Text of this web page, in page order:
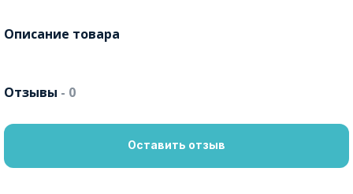
Описание товара
Отзывы - 0
Оставить отзыв